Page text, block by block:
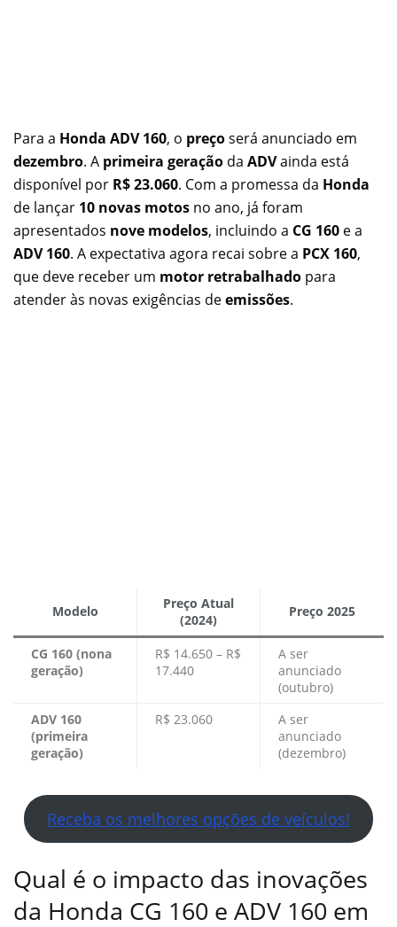
Para a Honda ADV 160, o preçoserá anunciado em
dezembro. A primeira geração da ADVainda está
disponível por R$ 23.060. Com a promessa da Honda
de lançar 10 novas motos no ano, já foram
apresentados nove modelos, incluindo a CG 160 e a
ADV 160. A expectativa agora recai sobre a PCX 160,
que deve receber um motor retrabalhado para
atender às novas exigências deemissões.
Modelo
Preço Atual
(2024)
Preço 2025
CG 160 (nona
geração)
R$ 14.650 – R$
17.440
A ser
anunciado
(outubro)
ADV 160
(primeira
geração)
R$ 23.060
A ser
anunciado
(dezembro)
Receba os melhores opções de veículos!
Qual é o impacto das inovações
da Honda CG 160 e ADV 160 em